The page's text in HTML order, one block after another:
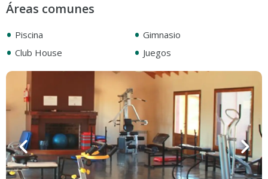
Áreas comunes
• Piscina • Gimnasio
• Club House • Juegos